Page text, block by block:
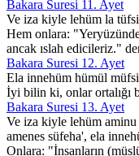
Bakara Suresi 11. Ayet
Ve iza kiyle lehüm la
Hem onlara:
ancak ıslah edicileriz."
Bakara Suresi 12. Ayet
Ela innehüm hümül
İyi bilin ki, onlar ortalığı
Bakara Suresi 13. Ayet
Ve iza kiyle lehüm aminu
amenes süfeha', ela
Onlara: "İnsanların